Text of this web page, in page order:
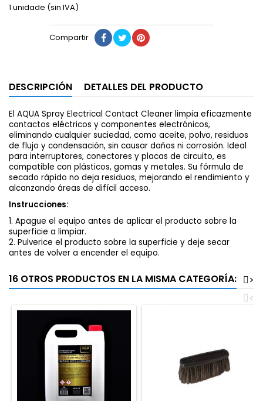
1 unidade (sin IVA)
Compartir
DESCRIPCIÓN DETALLES DEL PRODUCTO
El AQUA Spray Electrical Contact Cleaner limpia eficazmente
contactos eléctricos y componentes electrónicos,
eliminando cualquier suciedad, como aceite, polvo, residuos
de flujo y condensación, sin causar daños ni corrosión. Ideal
para interruptores, conectores y placas de circuito, es
compatible con plásticos, gomas y metales. Su fórmula de
secado rápido no deja residuos, mejorando el rendimiento y
alcanzando áreas de difícil acceso.
Instrucciones:
1. Apague el equipo antes de aplicar el producto sobre la
superficie a limpiar.
2. Pulverice el producto sobre la superficie y deje secar
antes de volver a encender el equipo.
16 OTROS PRODUCTOS EN LA MISMA CATEGORÍA:
>
<